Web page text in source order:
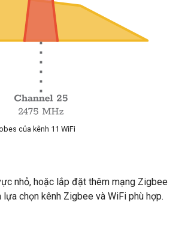
của kênh 11 WiFi
nhỏ, hoặc lắp đặt thêm mạng Zigbee
chọn kênh Zigbee và WiFi phù hợp.